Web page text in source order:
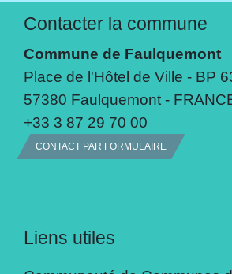
Contacter la commune
Commune de Faulquemont
Place de l'Hôtel de Ville - BP
57380 Faulquemont -
+33 3 87 29 70 00
CONTACT PAR FORMULAIRE
Liens utiles